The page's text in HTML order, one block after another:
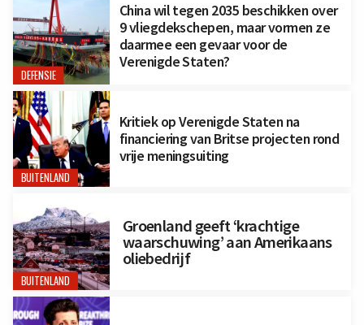
DEFENSIE
China wil tegen 2035 beschikken over
9 vliegdekschepen, maar vormen ze
daarmee een gevaar voor de
Verenigde Staten?
BUITENLAND
Kritiek op Verenigde Staten na
financiering van Britse projecten rond
vrije meningsuiting
BUITENLAND
Groenland geeft ‘krachtige
waarschuwing’ aan Amerikaans
oliebedrijf